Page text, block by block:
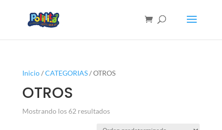
Inicio/CATEGORIAS/ OTROS
OTROS
Mostrando los 62 resultados